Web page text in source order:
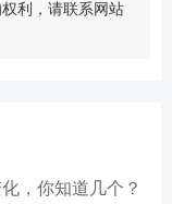
利，请联系网站
，你知道几个？